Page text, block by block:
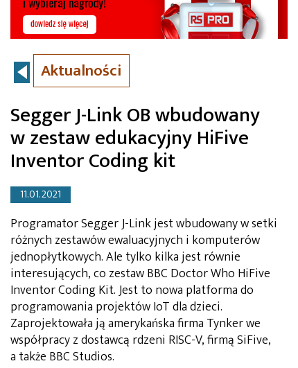
Aktualności
Segger J-Link OB wbudowany
w zestaw edukacyjny HiFive
Inventor Coding kit
11.01.2021
Programator Segger J-Link jest wbudowany w setki
różnych zestawów ewaluacyjnych i komputerów
jednopłytkowych. Ale tylko kilka jest równie
interesujących, co zestaw BBC Doctor Who HiFive
Inventor Coding Kit. Jest to nowa platforma do
programowania projektów IoT dla dzieci.
Zaprojektowała ją amerykańska firma Tynker we
współpracy z dostawcą rdzeni RISC-V, firmą SiFive,
a także BBC Studios.